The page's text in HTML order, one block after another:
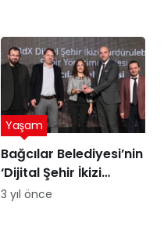
Bağcılar Belediyesi’nin
‘Dijital Şehir İkizi
Sürdürülebilir Şehir
Yaşam
3 yıl önce